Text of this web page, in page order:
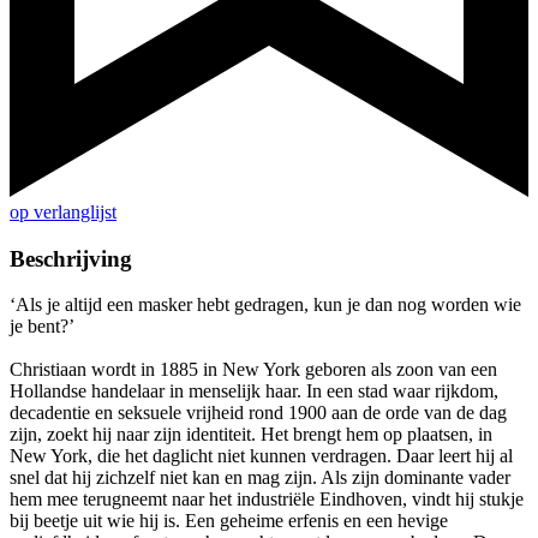
op verlanglijst
Beschrijving
‘Als je altijd een masker hebt gedragen, kun je dan nog worden wie
je bent?’
Christiaan wordt in 1885 in New York geboren als zoon van een
Hollandse handelaar in menselijk haar. In een stad waar rijkdom,
decadentie en seksuele vrijheid rond 1900 aan de orde van de dag
zijn, zoekt hij naar zijn identiteit. Het brengt hem op plaatsen, in
New York, die het daglicht niet kunnen verdragen. Daar leert hij al
snel dat hij zichzelf niet kan en mag zijn. Als zijn dominante vader
hem mee terugneemt naar het industriële Eindhoven, vindt hij stukje
bij beetje uit wie hij is. Een geheime erfenis en een hevige